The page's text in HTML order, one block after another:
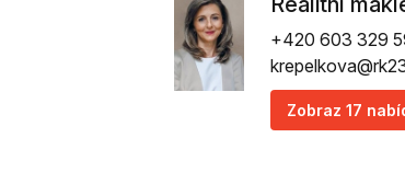
+420 603 329
Zobraz 17